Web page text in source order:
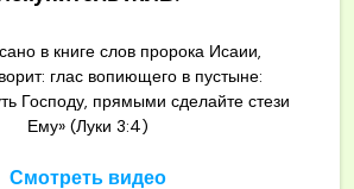
в книге слов пророка Исаии,
глас вопиющего в пустыне:
Господу, прямыми сделайте стези
Ему» (Луки 3:4)
Смотреть видео